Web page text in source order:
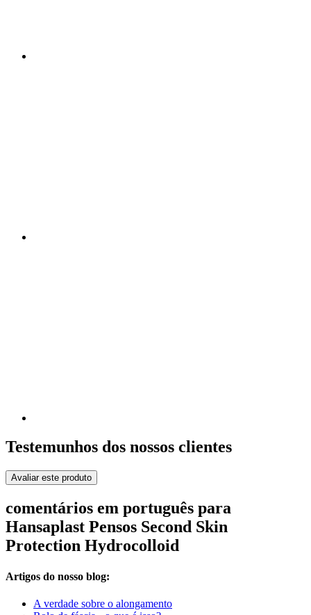
Testemunhos dos nossos clientes
Avaliar este produto
comentários em português para
Hansaplast Pensos Second Skin
Protection Hydrocolloid
Artigos do nosso blog:
A verdade sobre o alongamento